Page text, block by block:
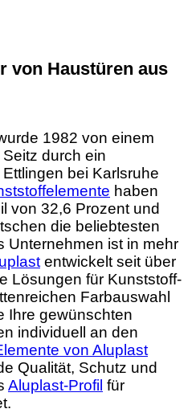
von Haustüren aus
1982 von einem
durch ein
bei Karlsruhe
haben
von 32,6 Prozent und
die beliebtesten
Unternehmen ist in mehr
entwickelt seit über
Lösungen für Kunststoff-
Farbauswahl
Ihre gewünschten
individuell an den
von Aluplast
Qualität, Schutz und
Aluplast-Profil für